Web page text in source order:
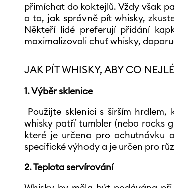
přimíchat do koktejlů. Vždy však
o to, jak správně pít whisky,
Někteří lidé preferují přidání
maximalizovali chuť whisky,
JAK PÍT WHISKY, ABY CO
1. Výběr sklenice
Použijte sklenici s širším
whisky patří tumbler (nebo rocks
které je určeno pro ochutnávku
specifické výhody a je určen pro
2. Teplota servírování